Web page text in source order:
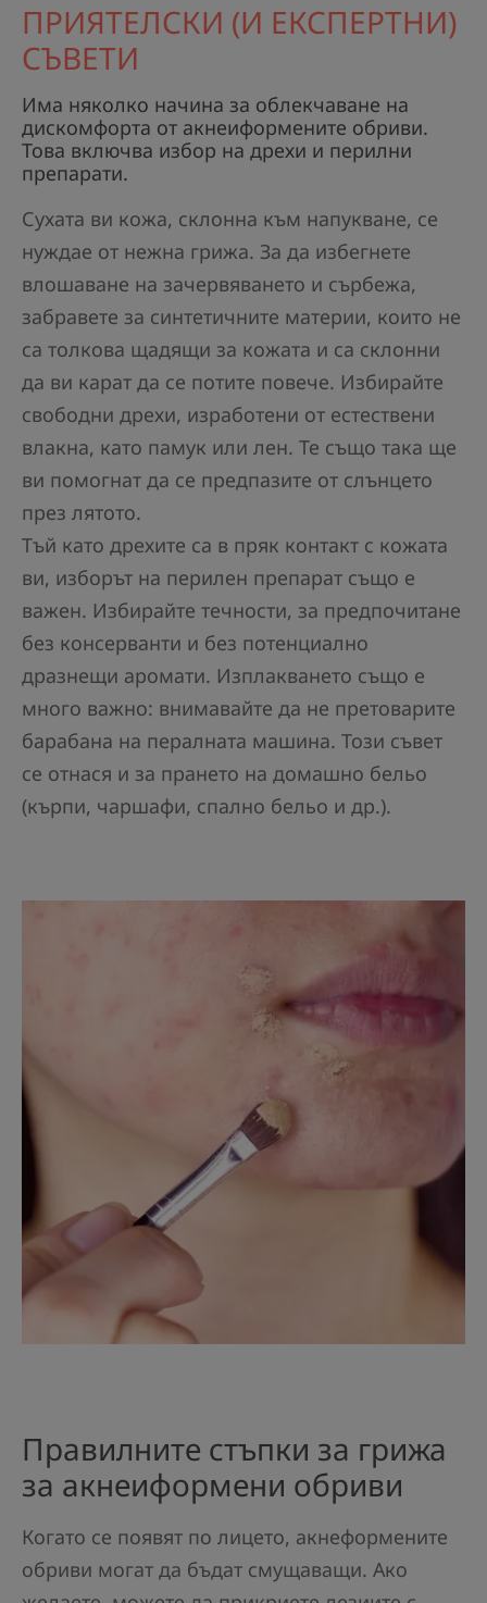
ПРИЯТЕЛСКИ (И ЕКСПЕРТНИ)
СЪВЕТИ
Има няколко начина за облекчаване на
дискомфорта от акнеиформените обриви.
Това включва избор на дрехи и перилни
препарати.
Сухата ви кожа, склонна към напукване, се
нуждае от нежна грижа. За да избегнете
влошаване на зачервяването и сърбежа,
забравете за синтетичните материи, които не
са толкова щадящи за кожата и са склонни
да ви карат да се потите повече. Избирайте
свободни дрехи, изработени от естествени
влакна, като памук или лен. Те също така ще
ви помогнат да се предпазите от слънцето
през лятото.
Тъй като дрехите са в пряк контакт с кожата
ви, изборът на перилен препарат също е
важен. Избирайте течности, за предпочитане
без консерванти и без потенциално
дразнещи аромати. Изплакването също е
много важно: внимавайте да не претоварите
барабана на пералната машина. Този съвет
се отнася и за прането на домашно бельо
(кърпи, чаршафи, спално бельо и др.).
Правилните стъпки за грижа
за акнеиформени обриви
Когато се появят по лицето, акнеформените
обриви могат да бъдат смущаващи. Ако